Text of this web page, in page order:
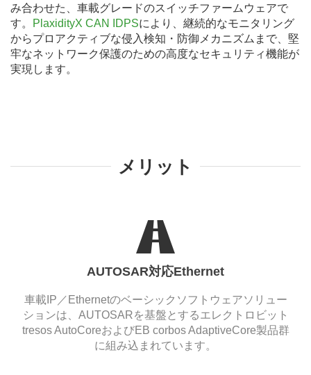
み合わせた、車載グレードのスイッチファームウェアで
す。
PlaxidityX CAN IDPSにより、継続的なモニタリング
からプロアクティブな侵入検知・防御メカニズムまで、堅
牢なネットワーク保護のための高度なセキュリティ機能が
実現します。
メリット
AUTOSAR対応Ethernet
車載IP／Ethernetのベーシックソフトウェアソリュー
ションは、AUTOSARを基盤とするエレクトロビット
tresos AutoCoreおよびEB corbos AdaptiveCore製品群
に組み込まれています。